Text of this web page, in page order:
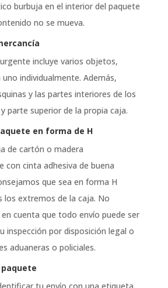
burbuja en el interior del paquete
no se mueva.
incluye varios objetos,
uno individualmente. Además,
y las partes interiores de los
parte superior de la propia caja.
en forma de H
de cartón o madera
con cinta adhesiva de buena
que sea en forma H
los extremos de la caja. No
cuenta que todo envío puede ser
inspección por disposición legal o
aduaneras o policiales.